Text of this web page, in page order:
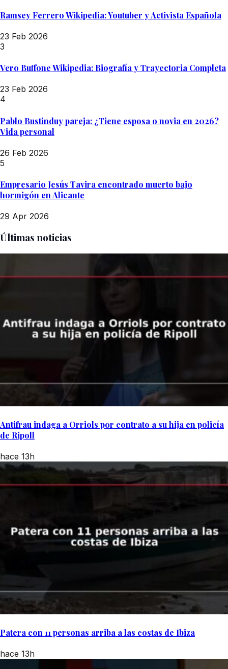
Ramsey Ferrero Wikipedia: Youtuber y Activista Española
23 Feb 2026
3
Vero Buffone Wikipedia: Biografía y Trayectoria Completa
23 Feb 2026
4
Pablo Bustinduy pareja: ¿Tiene esposa o novia en 2026?
Vida personal
26 Feb 2026
5
Empresario Jesús Tavira encontrado muerto bajo
hormigón en Alicante
29 Apr 2026
Últimas noticias
Antifrau indaga a Orriols por contrato a su hija en policía
de Ripoll
hace 13h
Patera con 11 personas arriba a las costas de Ibiza
hace 13h